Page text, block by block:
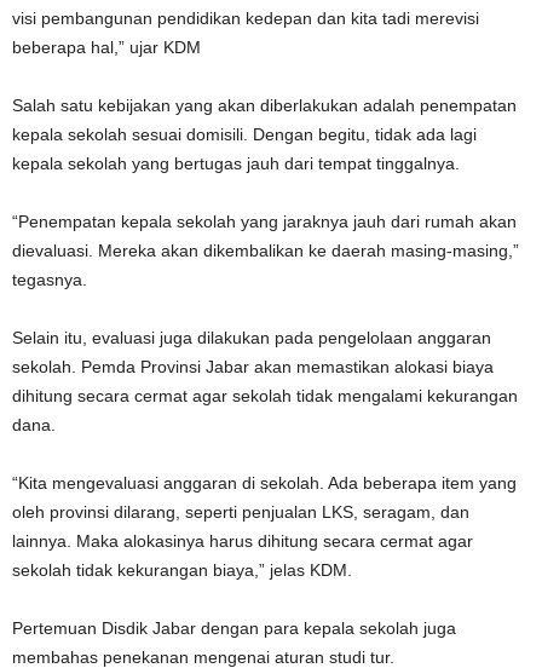
visi pembangunan pendidikan kedepan dan kita tadi merevisi
beberapa hal,” ujar KDM
Salah satu kebijakan yang akan diberlakukan adalah penempatan
kepala sekolah sesuai domisili. Dengan begitu, tidak ada lagi
kepala sekolah yang bertugas jauh dari tempat tinggalnya.
“Penempatan kepala sekolah yang jaraknya jauh dari rumah akan
dievaluasi. Mereka akan dikembalikan ke daerah masing-masing,”
tegasnya.
Selain itu, evaluasi juga dilakukan pada pengelolaan anggaran
sekolah. Pemda Provinsi Jabar akan memastikan alokasi biaya
dihitung secara cermat agar sekolah tidak mengalami kekurangan
dana.
“Kita mengevaluasi anggaran di sekolah. Ada beberapa item yang
oleh provinsi dilarang, seperti penjualan LKS, seragam, dan
lainnya. Maka alokasinya harus dihitung secara cermat agar
sekolah tidak kekurangan biaya,” jelas KDM.
Pertemuan Disdik Jabar dengan para kepala sekolah juga
membahas penekanan mengenai aturan studi tur.